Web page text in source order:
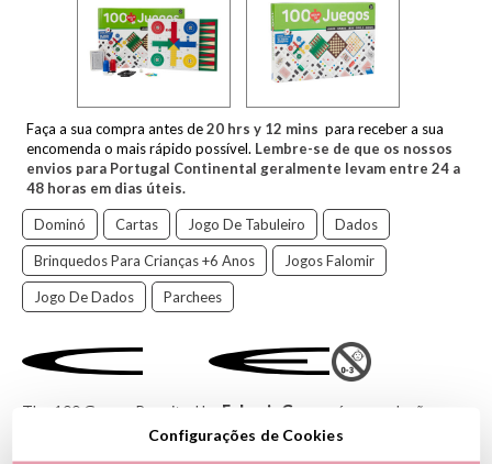
Faça a sua compra antes de20 hrs y 12 mins para receber a sua
encomenda o mais rápido possível. Lembre-se de que os nossos
envios para Portugal Continental geralmente levam entre 24 a
48 horas em dias úteis.
Dominó Cartas Jogo De Tabuleiro Dados
Brinquedos Para Crianças +6 Anos Jogos Falomir
Jogo De Dados Parchees
The 100 Games Reunited by Falomir Games
é uma coleção
completa de jogos de tabuleiro projetados para oferecer
Configurações de Cookies